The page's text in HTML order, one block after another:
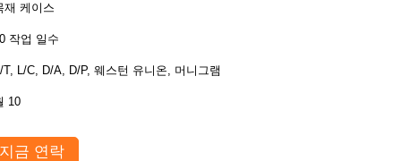
재 케이스
작업 일수
T, L/C, D/A, D/P, 웨스턴 유니온, 머니그램
10
금 연락